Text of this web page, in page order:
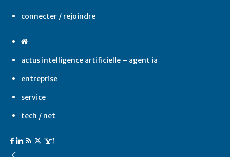
connecter / rejoindre
actus intelligence artificielle – agent ia
entreprise
service
tech / net